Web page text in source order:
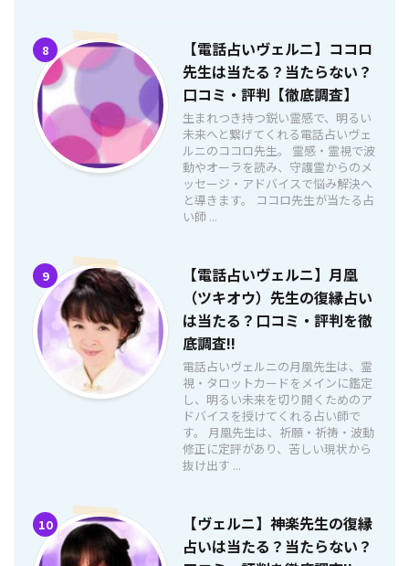
8
【電話占いヴェルニ】ココロ
先生は当たる？当たらない？
口コミ・評判【徹底調査】
生まれつき持つ鋭い霊感で、明るい
未来へと繋げてくれる電話占いヴェ
ルニのココロ先生。 霊感・霊視で波
動やオーラを読み、守護霊からのメ
ッセージ・アドバイスで悩み解決へ
と導きます。 ココロ先生が当たる占
い師 ...
9
【電話占いヴェルニ】月凰
（ツキオウ）先生の復縁占い
は当たる？口コミ・評判を徹
底調査!!
電話占いヴェルニの月凰先生は、霊
視・タロットカードをメインに鑑定
し、明るい未来を切り開くためのア
ドバイスを授けてくれる占い師で
す。 月凰先生は、祈願・祈祷・波動
修正に定評があり、苦しい現状から
抜け出す ...
10
【ヴェルニ】神楽先生の復縁
占いは当たる？当たらない？